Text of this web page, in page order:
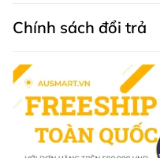
Chính sách đổi trả